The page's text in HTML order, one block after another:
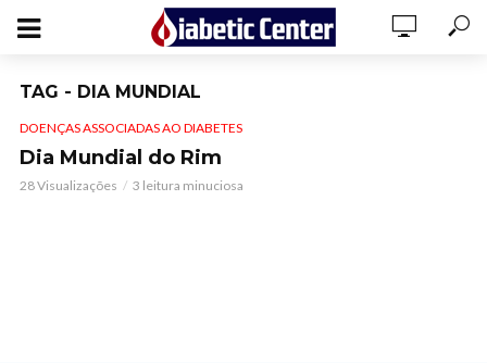
TAG - DIA MUNDIAL
DOENÇAS ASSOCIADAS AO DIABETES
Dia Mundial do Rim
28 Visualizações 3 leitura minuciosa